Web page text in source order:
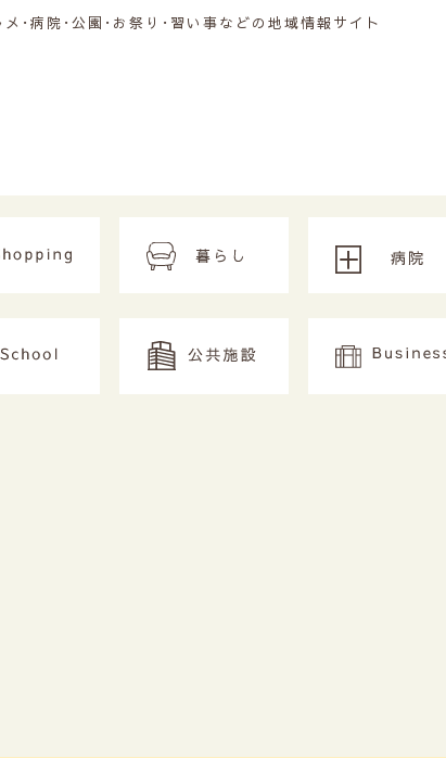
･病院･公園･お祭り･習い事などの地域情報サイト